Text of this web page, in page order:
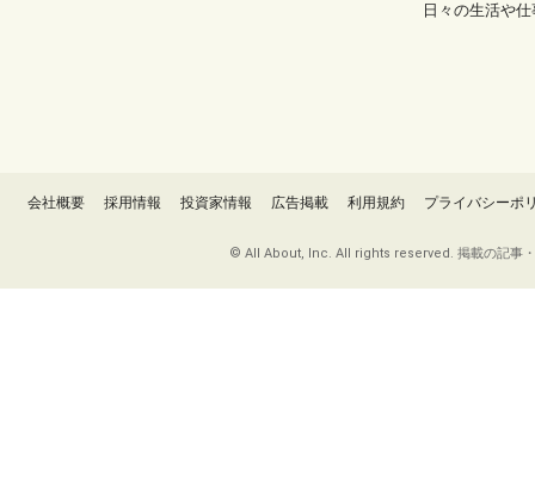
日々の生活や
会社概要 採用情報 投資家情報 広告掲載 利用規約 プライバシーポ
© All About, Inc. All rights reserved. 掲載の記事・